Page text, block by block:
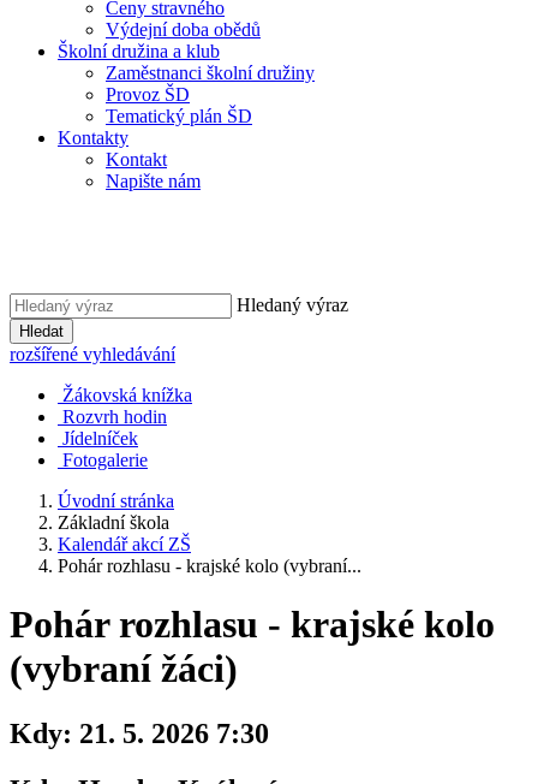
Ceny stravného
Výdejní doba obědů
Školní družina a klub
Zaměstnanci školní družiny
Provoz ŠD
Tematický plán ŠD
Kontakty
Kontakt
Napište nám
Hledaný výraz
Hledat
rozšířené vyhledávání
Žákovská knížka
Rozvrh hodin
Jídelníček
Fotogalerie
Úvodní stránka
Základní škola
Kalendář akcí ZŠ
Pohár rozhlasu - krajské kolo (vybraní...
Pohár rozhlasu - krajské kolo
(vybraní žáci)
Kdy: 21. 5. 2026 7:30